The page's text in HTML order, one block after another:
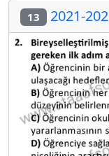
13 2021-